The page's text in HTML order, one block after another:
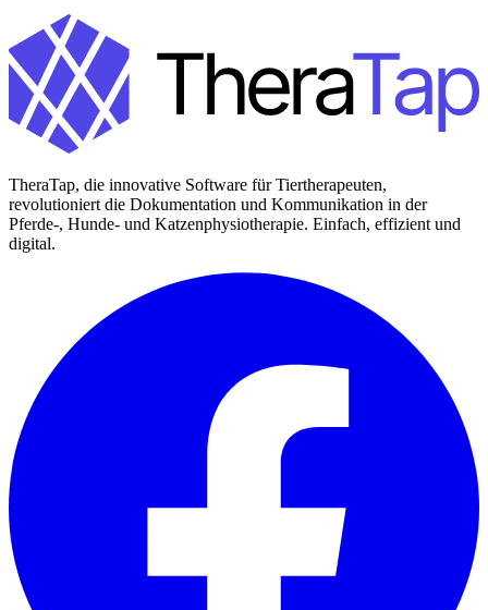
TheraTap, die innovative Software für Tiertherapeuten,
revolutioniert die Dokumentation und Kommunikation in der
Pferde-, Hunde- und Katzenphysiotherapie. Einfach, effizient und
digital.